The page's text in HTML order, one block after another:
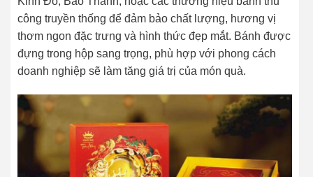
công truyền thống để đảm bảo chất lượng, hương vị
thơm ngon đặc trưng và hình thức đẹp mắt. Bánh được
đựng trong hộp sang trọng, phù hợp với phong cách
doanh nghiệp sẽ làm tăng giá trị của món quà.